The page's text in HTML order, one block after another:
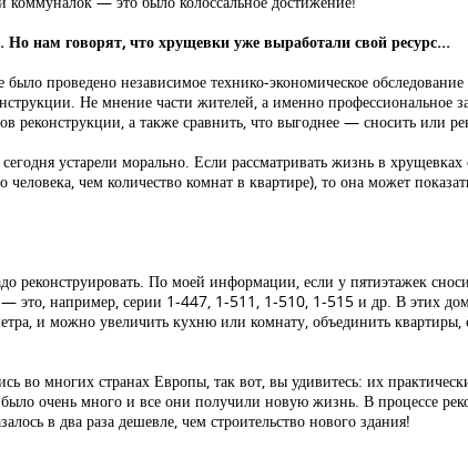
нам говорят, что хрущевки уже выработали свой ресурс...
проведено независимое технико-экономическое
Не мнение части жителей, а именно профессиональное
реконструкции, а также сравнить, что выгоднее — сносить или
устарели морально. Если рассматривать жизнь в
человека, чем количество комнат в квартире), то она может
реконструировать. По моей информации, если у пятиэтажек
это, например, серии 1-447, 1-511, 1-510, 1-515 и др. В этих
и можно увеличить кухню или комнату, объединить
во многих странах Европы, так вот, вы удивитесь: их
очень много и все они получили новую жизнь. В процессе
в два раза дешевле, чем строительство нового здания!